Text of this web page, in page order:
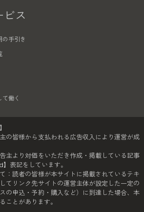
ス
の手引き
働く
の皆様から支払われる広告収入により運営が成
主より対価をいただき作成・掲載している記事
表記をしています。
：読者の皆様が本サイトに掲載されているテキ
てリンク先サイトの運営主体が設定した一定の
の申込・予約・購入など）に到達した場合、本
ことがあります。